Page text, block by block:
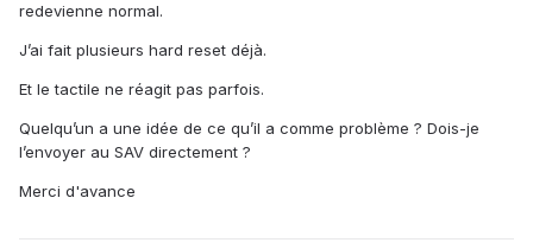
redevienne normal.
J’ai fait plusieurs hard reset déjà.
Et le tactile ne réagit pas parfois.
Quelqu’un a une idée de ce qu’il a comme problème ? Dois-je
l’envoyer au SAV directement ?
Merci d'avance